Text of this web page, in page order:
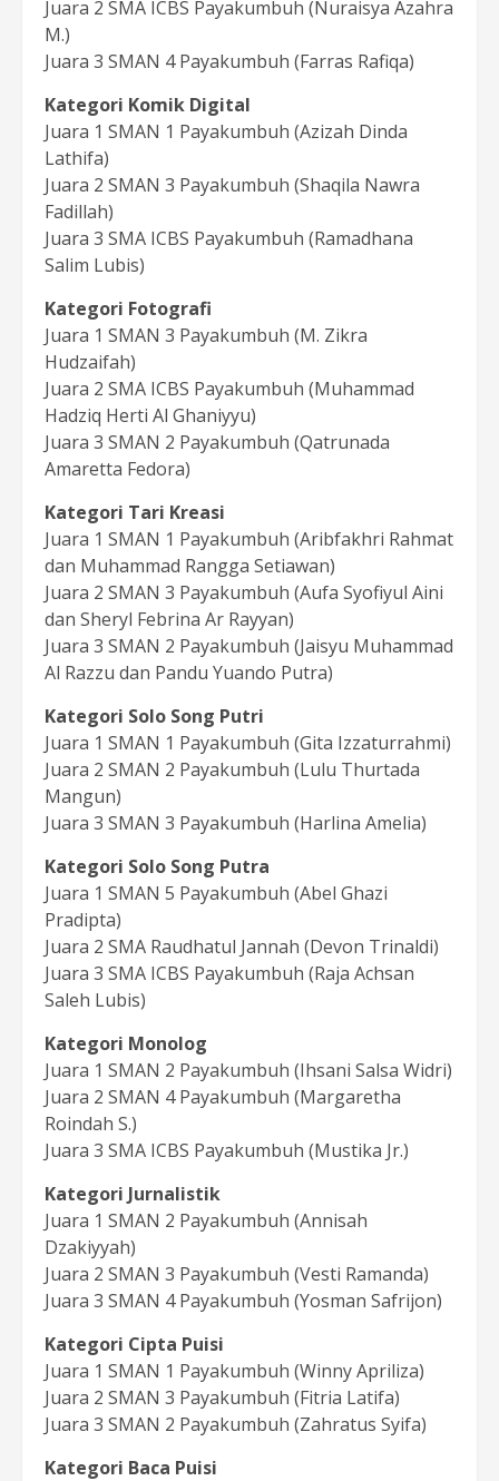
Juara 2 SMA ICBS Payakumbuh (Nuraisya Azahra
M.)
Juara 3 SMAN 4 Payakumbuh (Farras Rafiqa)
Kategori Komik Digital
Juara 1 SMAN 1 Payakumbuh (Azizah Dinda
Lathifa)
Juara 2 SMAN 3 Payakumbuh (Shaqila Nawra
Fadillah)
Juara 3 SMA ICBS Payakumbuh (Ramadhana
Salim Lubis)
Kategori Fotografi
Juara 1 SMAN 3 Payakumbuh (M. Zikra
Hudzaifah)
Juara 2 SMA ICBS Payakumbuh (Muhammad
Hadziq Herti Al Ghaniyyu)
Juara 3 SMAN 2 Payakumbuh (Qatrunada
Amaretta Fedora)
Kategori Tari Kreasi
Juara 1 SMAN 1 Payakumbuh (Aribfakhri Rahmat
dan Muhammad Rangga Setiawan)
Juara 2 SMAN 3 Payakumbuh (Aufa Syofiyul Aini
dan Sheryl Febrina Ar Rayyan)
Juara 3 SMAN 2 Payakumbuh (Jaisyu Muhammad
Al Razzu dan Pandu Yuando Putra)
Kategori Solo Song Putri
Juara 1 SMAN 1 Payakumbuh (Gita Izzaturrahmi)
Juara 2 SMAN 2 Payakumbuh (Lulu Thurtada
Mangun)
Juara 3 SMAN 3 Payakumbuh (Harlina Amelia)
Kategori Solo Song Putra
Juara 1 SMAN 5 Payakumbuh (Abel Ghazi
Pradipta)
Juara 2 SMA Raudhatul Jannah (Devon Trinaldi)
Juara 3 SMA ICBS Payakumbuh (Raja Achsan
Saleh Lubis)
Kategori Monolog
Juara 1 SMAN 2 Payakumbuh (Ihsani Salsa Widri)
Juara 2 SMAN 4 Payakumbuh (Margaretha
Roindah S.)
Juara 3 SMA ICBS Payakumbuh (Mustika Jr.)
Kategori Jurnalistik
Juara 1 SMAN 2 Payakumbuh (Annisah
Dzakiyyah)
Juara 2 SMAN 3 Payakumbuh (Vesti Ramanda)
Juara 3 SMAN 4 Payakumbuh (Yosman Safrijon)
Kategori Cipta Puisi
Juara 1 SMAN 1 Payakumbuh (Winny Apriliza)
Juara 2 SMAN 3 Payakumbuh (Fitria Latifa)
Juara 3 SMAN 2 Payakumbuh (Zahratus Syifa)
Kategori Baca Puisi